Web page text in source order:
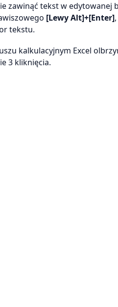
zawinąć tekst w edytowanej
[Lewy Alt]+[Enter]
tekstu.
kalkulacyjnym Excel
3 kliknięcia.